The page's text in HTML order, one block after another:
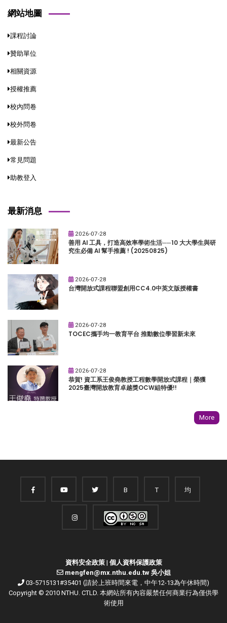
網站地圖
課程討論
贊助單位
相關資源
授權推薦
校內問卷
校外問卷
最新公告
常見問題
助教登入
最新消息
2026-07-28
善用 AI 工具，打造高效率學術生活──10 大大學生與研
究生必備 AI 幫手推薦 ! (20250825)
2026-07-28
台灣開放式課程聯盟創用CC4.0中英文版授權書
2026-07-28
TOCEC攜手均一教育平台 推動數位學習新未來
2026-07-28
恭賀! 資工系王俊堯教授工程數學開放式課程｜榮獲
2025臺灣開放教育卓越獎OCW組特優!!
More
B T 均
資料安全政策| 個人資料保護政策
mengfen@mx.nthu.edu.tw 吳小姐
03-5715131#35401 (請於上班時間來電，中午12-13為午休時間)
Copyright © 2010 NTHU. CTLD. 本網站所有內容嚴禁任何商業行為僅供學
術使用